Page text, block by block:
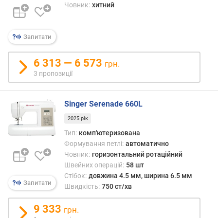
т
а
і
д
о
а
п
к
и
(
м
)
ш
в
Запитати
Човник: хитний
6 313 — 6 573 грн.
3 пропозиції
Запитати
Singer Serenade 660L
2025 рік
Тип: комп'ютеризована
Формування петлі: автоматично
Човник: горизонтальний ротаційний
Швейних операцій: 58 шт
Стібок: довжина 4.5 мм, ширина 6.5 мм
Швидкість: 750 ст/хв
9 333 грн.